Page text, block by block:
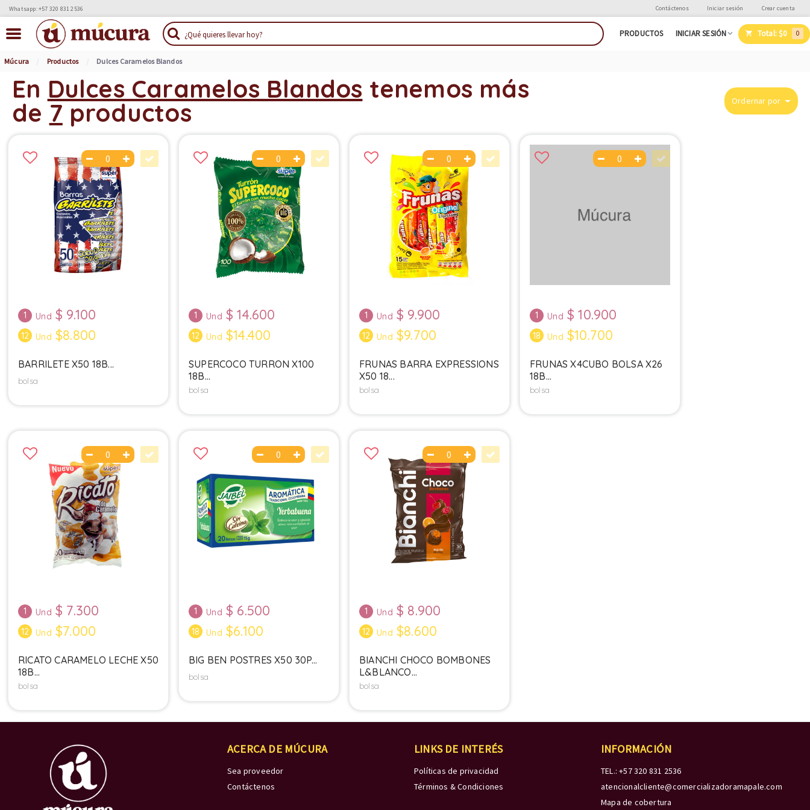
Whatsapp: +57 320 831 2536 Contáctenos Iniciar sesión Crear cuenta
PRODUCTOS INICIAR SESIÓN Total:$0 0
Múcura Productos Dulces Caramelos Blandos
En Dulces Caramelos Blandos tenemos más
de 7 productos Ordernar por
1 Und $ 9.100
12 Und $8.800
BARRILETE X50 18B...
bolsa
1 Und $ 14.600
12 Und $14.400
SUPERCOCO TURRON X100
18B...
bolsa
1 Und $ 9.900
12 Und $9.700
FRUNAS BARRA EXPRESSIONS
X50 18...
bolsa
1 Und $ 10.900
18 Und $10.700
FRUNAS X4CUBO BOLSA X26
18B...
bolsa
1 Und $ 7.300
12 Und $7.000
RICATO CARAMELO LECHE X50
18B...
bolsa
1 Und $ 6.500
18 Und $6.100
BIG BEN POSTRES X50 30P...
bolsa
1 Und $ 8.900
12 Und $8.600
BIANCHI CHOCO BOMBONES
L&BLANCO...
bolsa
ACERCA DE MÚCURA
Sea proveedor
Contáctenos
LINKS DE INTERÉS
Políticas de privacidad
Términos & Condiciones
INFORMACIÓN
TEL.: +57 320 831 2536
atencionalcliente@comercializadoramapale.com
Mapa de cobertura